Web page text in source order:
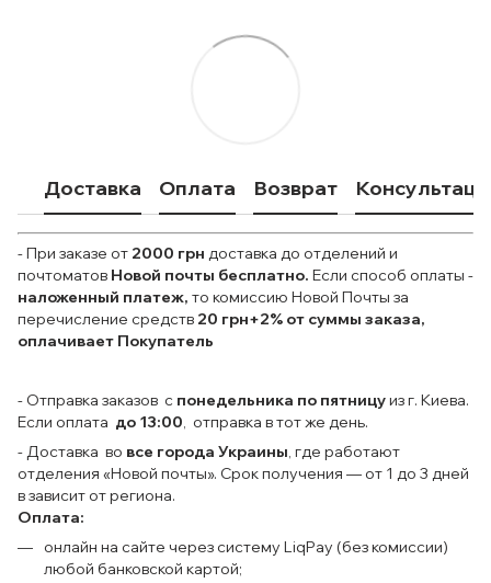
Доставка Оплата Возврат
- При заказе от 2000 грн доставка до отделений и
почтоматов Новой почты бесплатно. Если способ оплаты -
наложенный платеж, то комиссию Новой Почты за
перечисление средств 20 грн+2% от суммы заказа,
оплачивает Покупатель
- Отправка заказов с понедельника по пятницуиз г. Киева.
Если оплата до 13:00, отправка в тот же день.
- Доставка во все города Украины, где работают
отделения «Новой почты». Срок получения — от 1 до 3 дней
в зависит от региона.
Оплата:
онлайн на сайте через систему LiqPay (без комиссии)
любой банковской картой;